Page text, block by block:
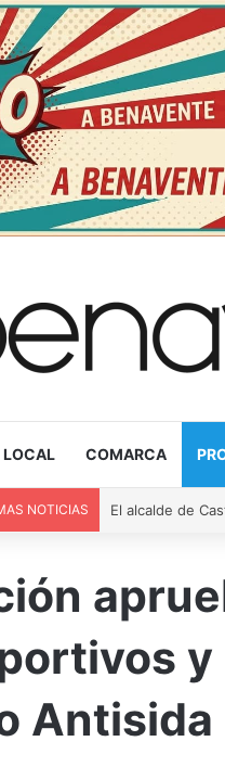
LOCAL COMARCA
NOTICIAS
Antisida